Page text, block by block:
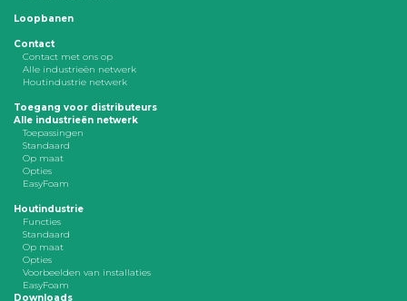
Loopbanen
Contact
Contact met ons op
Alle industrieën netwerk
Houtindustrie netwerk
Toegang voor distributeurs
Alle industrieën netwerk
Toepassingen
Standaard
Op maat
Opties
EasyFoam
Houtindustrie
Functies
Standaard
Op maat
Opties
Voorbeelden van installaties
EasyFoam
Downloads